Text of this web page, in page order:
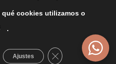
qué cookies utilizamos o
.
Ajustes Cerrar el banner